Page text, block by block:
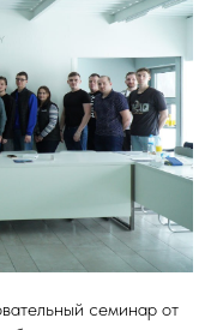
семинар от